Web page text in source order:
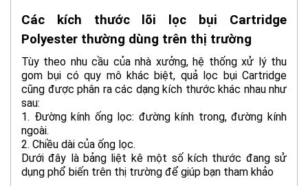
Các kích thước lõi lọc bụi Cartridge
Polyester thường dùng trên thị trường
Tùy theo nhu cầu của nhà xưởng, hệ thống xử lý thu
gom bụi có quy mô khác biệt, quả lọc bụi Cartridge
cũng được phân ra các dạng kích thước khác nhau như
sau:
1. Đường kính ống lọc: đường kính trong, đường kính
ngoài.
2. Chiều dài của ống lọc.
Dưới đây là bảng liệt kê một số kích thước đang sử
dụng phổ biến trên thị trường để giúp bạn tham khảo